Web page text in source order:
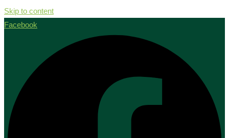
Skip to content
Facebook